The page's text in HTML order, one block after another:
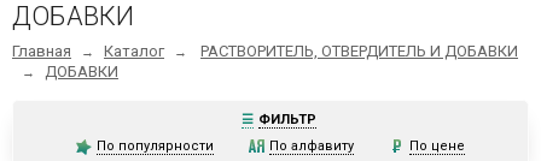
ДОБАВКИ
Главная → Каталог → РАСТВОРИТЕЛЬ, ОТВЕРДИТЕЛЬ И ДОБАВКИ
→ ДОБАВКИ
☰ ФИЛЬТР
По популярности
По алфавиту По цене